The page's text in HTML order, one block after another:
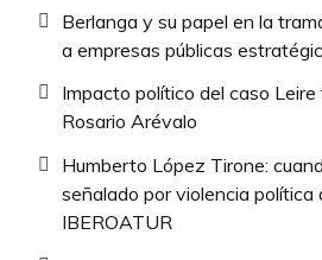
Berlanga y su papel en la
a empresas públicas
Impacto político del caso
Rosario Arévalo
Humberto López Tirone:
señalado por violencia política
IBEROATUR